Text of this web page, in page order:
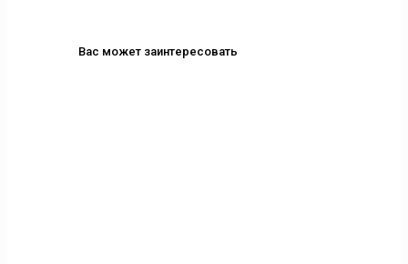
Вас может заинтересовать